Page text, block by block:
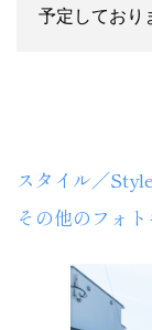
予定しており
スタイル／
その他のフォ